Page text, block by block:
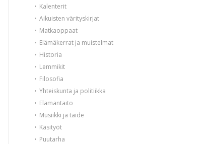
Kalenterit
Aikuisten värityskirjat
Matkaoppaat
Elämäkerrat ja muistelmat
Historia
Lemmikit
Filosofia
Yhteiskunta ja politiikka
Elämäntaito
Musiikki ja taide
Käsityöt
Puutarha